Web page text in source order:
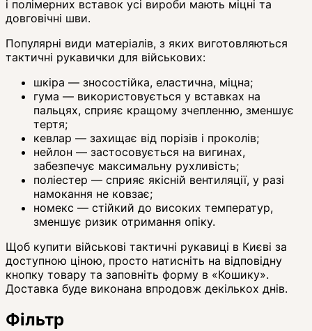
і полімерних вставок усі вироби мають міцні та
довговічні шви.
Популярні види матеріалів, з яких виготовляються
тактичні рукавички для військових:
шкіра — зносостійка, еластична, міцна;
гума — використовується у вставках на
пальцях, сприяє кращому зчепленню, зменшує
тертя;
кевлар — захищає від порізів і проколів;
нейлон — застосовується на вигинах,
забезпечує максимальну рухливість;
поліестер — сприяє якісній вентиляції, у разі
намокання не ковзає;
номекс — стійкий до високих температур,
зменшує ризик отримання опіку.
Щоб купити військові тактичні рукавиці в Києві за
доступною ціною, просто натисніть на відповідну
кнопку товару та заповніть форму в «Кошику».
Доставка буде виконана впродовж декількох днів.
Фільтр